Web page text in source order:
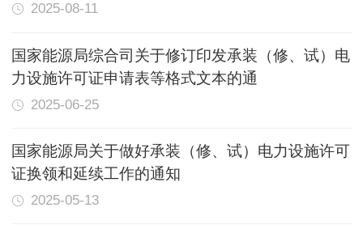
2025-08-11
国家能源局综合司关于修订印发承装（修、试）电
力设施许可证申请表等格式文本的通
2025-06-25
国家能源局关于做好承装（修、试）电力设施许可
证换领和延续工作的通知
2025-05-13